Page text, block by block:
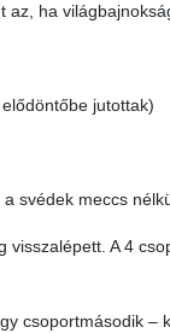
ha
jutottak)
svédek meccs
A 4
csoportmásodik –